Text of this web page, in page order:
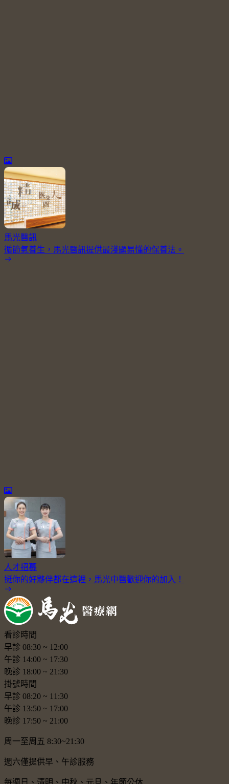
馬光醫訊
循節氣養生，馬光醫訊提供最淺顯易懂的保養法。
人才招募
挺你的好夥伴都在這裡，馬光中醫歡迎你的加入！
看診時間
早診 08:30 ~ 12:00
午診 14:00 ~ 17:30
晚診 18:00 ~ 21:30
掛號時間
早診 08:20 ~ 11:30
午診 13:50 ~ 17:00
晚診 17:50 ~ 21:00
周一至周五 8:30~21:30
週六僅提供早、午診服務
每週日、清明、中秋、元旦、年節公休